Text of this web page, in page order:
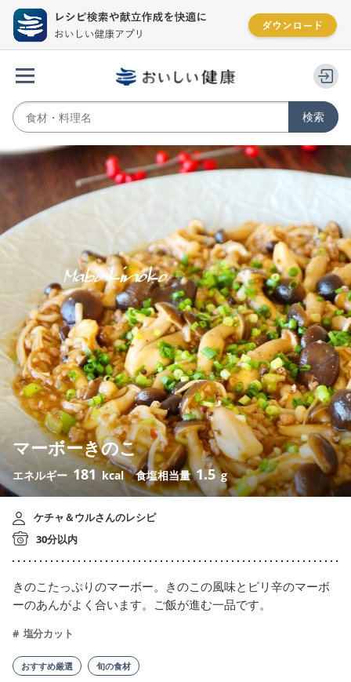
マーボーきのこ
エネルギー 181 kcal 食塩相当量1.5 g
ケチャ＆ウルさんのレシピ
30分以内
きのこたっぷりのマーボー。きのこの風味とピリ辛のマーボ
ーのあんがよく合います。ご飯が進む一品です。
塩分カット
おすすめ厳選 旬の食材